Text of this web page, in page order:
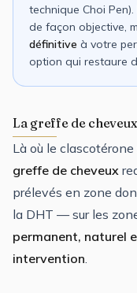
technique Choi
de façon objective,
définitive à votre
option qui restaure
La greffe de
Là où le
greffe de cheveux
prélevés en zone
la DHT — sur les
permanent, naturel
intervention.